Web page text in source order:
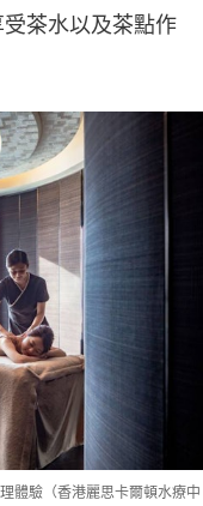
茶水以及茶點作
體驗（香港麗思卡爾頓水療中